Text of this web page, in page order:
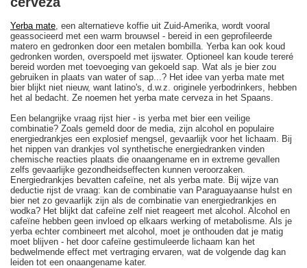
Yerba mate, een alternatieve koffie uit Zuid-Amerika, wordt vooral
geassocieerd met een warm brouwsel - bereid in een geprofileerde
matero en gedronken door een metalen bombilla. Yerba kan ook koud
gedronken worden, overspoeld met ijswater. Optioneel kan koude tereré
bereid worden met toevoeging van gekoeld sap. Wat als je bier zou
gebruiken in plaats van water of sap...? Het idee van yerba mate met
bier blijkt niet nieuw, want latino's, d.w.z. originele yerbodrinkers, hebben
het al bedacht. Ze noemen het yerba mate cerveza in het Spaans.
Een belangrijke vraag rijst hier - is yerba met bier een veilige
combinatie? Zoals gemeld door de media, zijn alcohol en populaire
energiedrankjes een explosief mengsel, gevaarlijk voor het lichaam. Bij
het nippen van drankjes vol synthetische energiedranken vinden
chemische reacties plaats die onaangename en in extreme gevallen
zelfs gevaarlijke gezondheidseffecten kunnen veroorzaken.
Energiedrankjes bevatten cafeïne, net als yerba mate. Bij wijze van
deductie rijst de vraag: kan de combinatie van Paraguayaanse hulst en
bier net zo gevaarlijk zijn als de combinatie van energiedrankjes en
wodka? Het blijkt dat cafeïne zelf niet reageert met alcohol. Alcohol en
cafeïne hebben geen invloed op elkaars werking of metabolisme. Als je
yerba echter combineert met alcohol, moet je onthouden dat je matig
moet blijven - het door cafeïne gestimuleerde lichaam kan het
bedwelmende effect met vertraging ervaren, wat de volgende dag kan
leiden tot een onaangename kater.